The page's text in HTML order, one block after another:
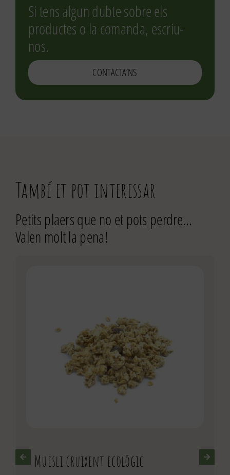
Si tens algun dubte sobre els
productes o la comanda, escriu-
nos.
CONTACTA’NS
També et pot interessar
Petits plaers que no et pots perdre…
Valen molt la pena!
Muesli cruixent ecològic